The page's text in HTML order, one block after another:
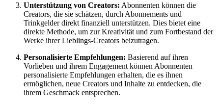
Unterstützung von Creators: Abonnenten können die
Creators, die sie schätzen, durch Abonnements und
Trinkgelder direkt finanziell unterstützen. Dies bietet eine
direkte Methode, um zur Kreativität und zum Fortbestand der
Werke ihrer Lieblings-Creators beizutragen.
Personalisierte Empfehlungen: Basierend auf ihren
Vorlieben und ihrem Engagement können Abonnenten
personalisierte Empfehlungen erhalten, die es ihnen
ermöglichen, neue Creators und Inhalte zu entdecken, die
ihrem Geschmack entsprechen.